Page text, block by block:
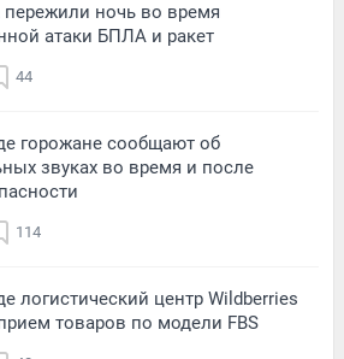
пережили ночь во время
атаки БПЛА и ракет
44
горожане сообщают об
звуках во время и после
114
логистический центр Wildberries
товаров по модели FBS